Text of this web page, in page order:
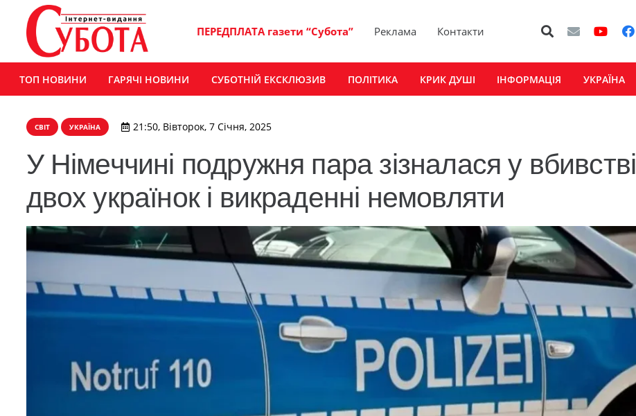
ПЕРЕДПЛАТА газети “Субота” Реклама Контакти
ТОП НОВИНИ ГАРЯЧІ НОВИНИ СУБОТНІЙ ЕКСКЛЮЗИВ ПОЛІТИКА КРИК ДУШІ ІНФОРМАЦІЯ УКРАЇНА
СВІТ УКРАЇНА 21:50, Вівторок, 7 Січня, 2025
У Німеччині подружня пара зізналася у вбивстві
двох українок і викраденні немовляти